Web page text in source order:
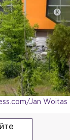
Jan Woitas